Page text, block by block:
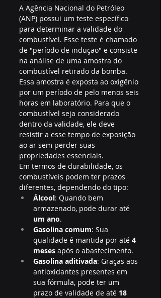
A Agência Nacional do Petróleo
(ANP) possui um teste específico
para determinar a validade do
combustível. Esse teste é chamado
de "período de indução" e consiste
na análise de uma amostra do
combustível retirado da bomba.
Essa amostra é exposta ao oxigênio
por um período de pelo menos seis
horas em laboratório. Para que o
combustível seja considerado
dentro da validade, ele deve
resistir a esse tempo de exposição
ao ar sem perder suas
propriedades essenciais.
Em termos de durabilidade, os
combustíveis podem ter prazos
diferentes, dependendo do tipo:
Álcool: Quando bem
armazenado, pode durar até
um ano.
Gasolina comum: Sua
qualidade é mantida por até 4
meses após o abastecimento.
Gasolina aditivada: Graças aos
antioxidantes presentes em
sua fórmula, pode ter um
prazo de validade de até 18